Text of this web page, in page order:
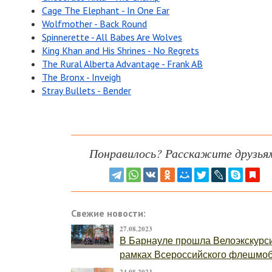
Cage The Elephant - In One Ear
Wolfmother - Back Round
Spinnerette - All Babes Are Wolves
King Khan and His Shrines - No Regrets
The Rural Alberta Advantage - Frank AB
The Bronx - Inveigh
Stray Bullets - Bender
Понравилось? Расскажите
Свежие новости:
27.08.2023
В Барнауле прошла
рамках Всероссийского